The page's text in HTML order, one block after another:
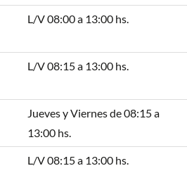
L/V 08:00 a 13:00 hs.
L/V 08:15 a 13:00 hs.
Jueves y Viernes de 08:15 a
13:00 hs.
L/V 08:15 a 13:00 hs.